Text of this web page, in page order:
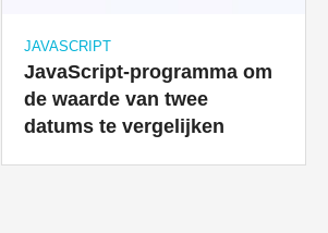
JAVASCRIPT
JavaScript-programma om
de waarde van twee
datums te vergelijken